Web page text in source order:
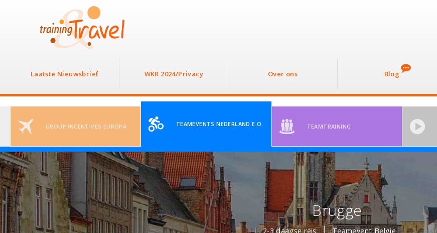
Laatste Nieuwsbrief WKR 2024/Privacy Over ons Blog
GROUP INCENTIVES EUROPA TEAMEVENTS NEDERLAND E.O. TEAMTRAINING
Brugge
2-3 daagse reis Teamevent Belgie